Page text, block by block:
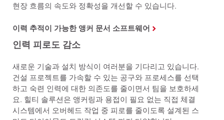
현장 흐름의 속도와 정확성을 개선할 수 있습니다.
이력 추적이 가능한 앵커 문서 소프트웨어
인력 피로도 감소
새로운 기술과 설치 방식이 여러분을 기다리고 있습니다.
건설 프로젝트를 가속할 수 있는 공구와 프로세스를 선택
하고 숙련 인력에 대한 의존도를 줄이면서 팀을 보호하세
요. 힐티 솔루션은 앵커링과 용접이 필요 없는 직접 체결
시스템에서 오버헤드 작업 중 피로를 줄이도록 설계된 스